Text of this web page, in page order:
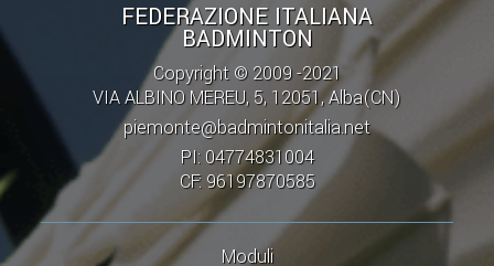
FEDERAZIONE ITALIANA
BADMINTON
Copyright © 2009 -2021
VIA ALBINO MEREU, 5, 12051, Alba(CN)
piemonte@badmintonitalia.net
PI: 04774831004
CF: 96197870585
Moduli